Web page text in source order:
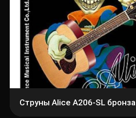
Струны Alice A206-SL бронза